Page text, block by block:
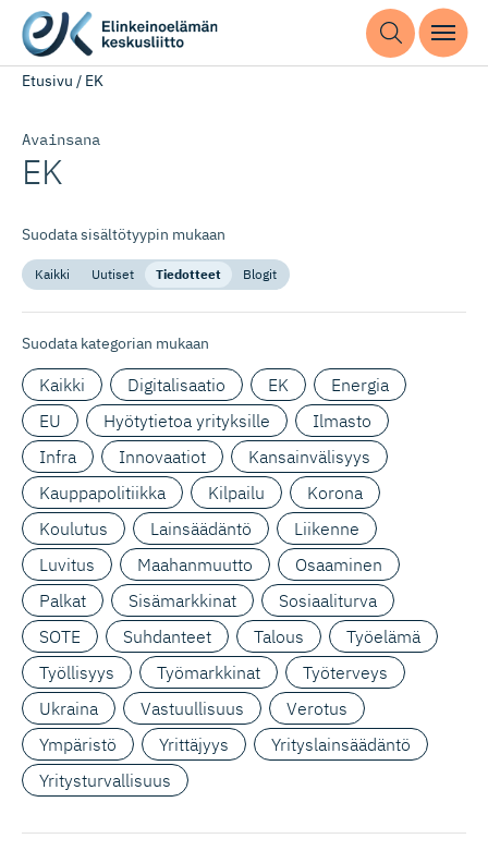
Etusivu / EK
Avainsana
EK
Suodata sisältötyypin mukaan
Kaikki Uutiset Tiedotteet Blogit
Suodata kategorian mukaan
Kaikki Digitalisaatio EK
Energia
EU
Hyötytietoa yrityksille
Ilmasto
Infra
Innovaatiot
Kansainvälisyys
Kauppapolitiikka
Kilpailu
Korona
Koulutus
Lainsäädäntö
Liikenne
Luvitus
Maahanmuutto
Osaaminen
Palkat
Sisämarkkinat
Sosiaaliturva
SOTE
Suhdanteet Talous
Työelämä
Työllisyys
Työmarkkinat
Työterveys
Ukraina
Vastuullisuus
Verotus
Ympäristö
Yrittäjyys
Yrityslainsäädäntö
Yritysturvallisuus